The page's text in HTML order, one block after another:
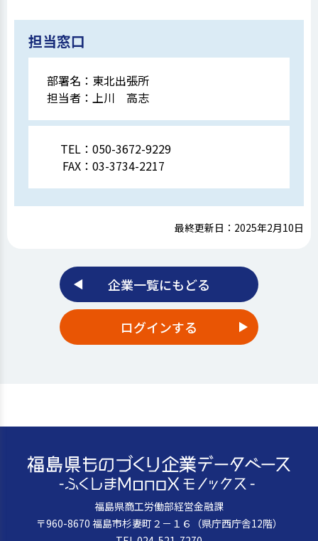
担当窓口
部署名： 東北出張所
担当者： 上川 高志
TEL： 050-3672-9229
FAX： 03-3734-2217
最終更新日：2025年2月10日
企業一覧にもどる
ログインする
福島県商工労働部経営金融課
〒960-8670 福島市杉妻町２－１６（県庁西庁舎12階）